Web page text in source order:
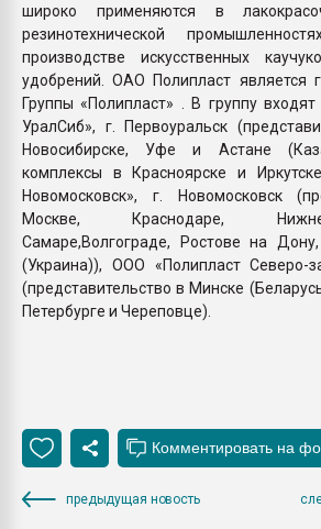
широко применяются в
резинотехнической
производстве искусственных
удобрений. ОАО Полипласт является
Группы «Полипласт» . В группу
УралСиб», г. Первоуральск
Новосибирске, Уфе и Астане
комплексы в Красноярске и
Новомосковск», г. Новомосковск
Москве, Краснодаре,
Самаре,Волгограде, Ростове на
(Украина)), ООО «Полипласт Северо-
(представительство в Минске
Петербурге и Череповце).
предыдущая новость